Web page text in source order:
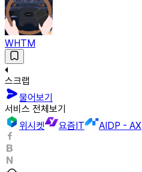
WHTM
스크랩
물어보기
서비스 전체보기
위시켓
요즘IT AIDP - AX